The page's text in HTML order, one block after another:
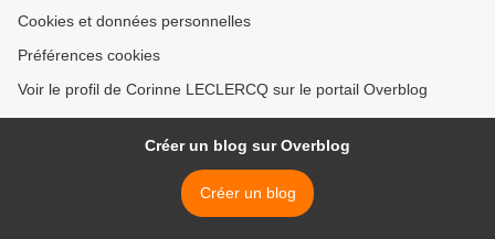
Cookies et données personnelles
Préférences cookies
Voir le profil de Corinne LECLERCQ sur le portail Overblog
Créer un blog sur Overblog
Créer un blog